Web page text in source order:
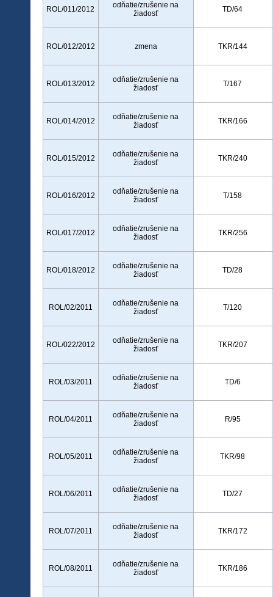
ROL/011/2012
odňatie/zrušenie na
žiadosť
TD/64
ROL/012/2012 zmena TKR/144
ROL/013/2012
odňatie/zrušenie na
žiadosť
T/167
ROL/014/2012
odňatie/zrušenie na
žiadosť
TKR/166
ROL/015/2012
odňatie/zrušenie na
žiadosť
TKR/240
ROL/016/2012
odňatie/zrušenie na
žiadosť
T/158
ROL/017/2012
odňatie/zrušenie na
žiadosť
TKR/256
ROL/018/2012
odňatie/zrušenie na
žiadosť
TD/28
ROL/02/2011
odňatie/zrušenie na
žiadosť
T/120
ROL/022/2012
odňatie/zrušenie na
žiadosť
TKR/207
ROL/03/2011
odňatie/zrušenie na
žiadosť
TD/6
ROL/04/2011
odňatie/zrušenie na
žiadosť
R/95
ROL/05/2011
odňatie/zrušenie na
žiadosť
TKR/98
ROL/06/2011
odňatie/zrušenie na
žiadosť
TD/27
ROL/07/2011
odňatie/zrušenie na
žiadosť
TKR/172
ROL/08/2011
odňatie/zrušenie na
žiadosť
TKR/186